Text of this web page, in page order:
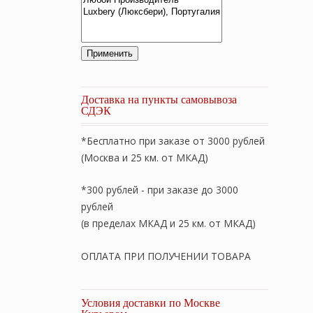
Применить
Доставка на пункты самовывоза
СДЭК
*Бесплатно при заказе от 3000 рублей
(Москва и 25 км. от МКАД)
*300 рублей - при заказе до 3000
рублей
(в пределах МКАД и 25 км. от МКАД)
ОПЛАТА ПРИ ПОЛУЧЕНИИ ТОВАРА
Условия доставки по Москве